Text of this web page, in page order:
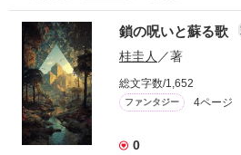
谷口の妻子が拉致された。
犯人グループの要求は
『有坂龍一を引き渡せ』
突然住むところがなくなってしまっ
わせていた上司・日田のマンションに
らうことになり・・・。
大島沙緒里（おおしま・さおり　２６
かずなお　３８）
一回り年上のエリート上司との、じ
チでサラッと読める、王道的オフィス
鎖の呪いと蘇る歌
桂圭人 ／著
総文字数/1,652
ファンタジー 4ページ
0